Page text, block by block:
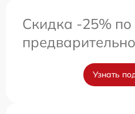
Скидка -25% по
Узнать